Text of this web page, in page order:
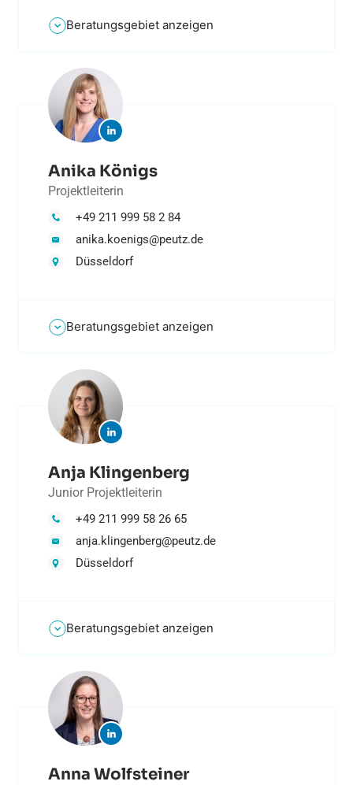
Beratungsgebiet anzeigen
Anika Königs
Projektleiterin
+49 211 999 58 2 84
anika.koenigs@peutz.de
Düsseldorf
Beratungsgebiet anzeigen
Anja Klingenberg
Junior Projektleiterin
+49 211 999 58 26 65
anja.klingenberg@peutz.de
Düsseldorf
Beratungsgebiet anzeigen
Anna Wolfsteiner